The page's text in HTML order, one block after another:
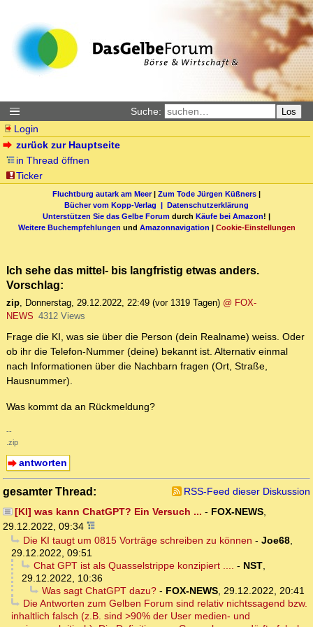
Suche: Los
Login
zurück zur Hauptseite
in Thread öffnen
Ticker
Fluchtburg autark am Meer| Zum Tode Jürgen Küßners |
Bücher vom Kopp-Verlag | Datenschutzerklärung
Unterstützen Sie das Gelbe Forum durch Käufe bei Amazon! |
Weitere Buchempfehlungen und Amazonnavigation | Cookie-Einstellungen
Ich sehe das mittel- bis langfristig etwas anders.
Vorschlag:
zip, Donnerstag, 29.12.2022, 22:49 (vor 1319 Tagen) @ FOX-
NEWS 4312 Views
Frage die KI, was sie über die Person (dein Realname) weiss. Oder
ob ihr die Telefon-Nummer (deine) bekannt ist. Alternativ einmal
nach Informationen über die Nachbarn fragen (Ort, Straße,
Hausnummer).
Was kommt da an Rückmeldung?
--
.zip
antworten
gesamter Thread:
RSS-Feed dieser Diskussion
[KI] was kann ChatGPT? Ein Versuch ... - FOX-NEWS,
29.12.2022, 09:34
Die KI taugt um 0815 Vorträge schreiben zu können - Joe68,
29.12.2022, 09:51
Chat GPT ist als Quasselstrippe konzipiert .... - NST,
29.12.2022, 10:36
Was sagt ChatGPT dazu?- FOX-NEWS, 29.12.2022, 20:41
Die Antworten zum Gelben Forum sind relativ nichtssagend bzw.
inhaltlich falsch (z.B. sind >90% der User medien- und